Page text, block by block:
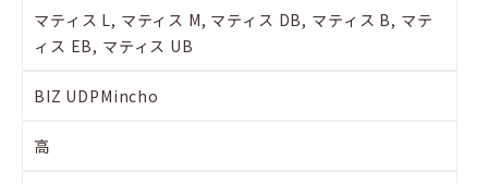
マティス L, マティス M, マティス DB, マティス B, マテ
ィス EB, マティス UB
BIZ UDPMincho
高